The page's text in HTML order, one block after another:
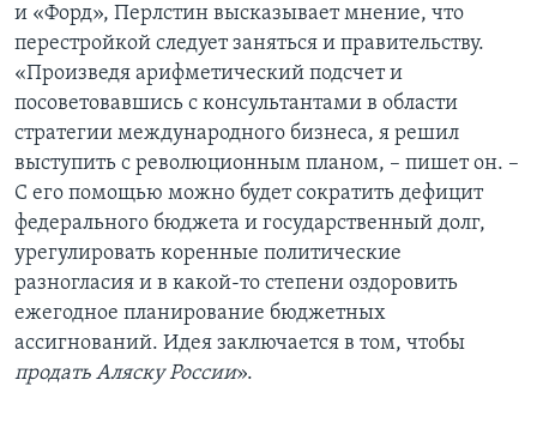
и «Форд», Перлстин высказывает мнение, что
перестройкой следует заняться и правительству.
«Произведя арифметический подсчет и
посоветовавшись с консультантами в области
стратегии международного бизнеса, я решил
выступить с революционным планом, – пишет он. –
С его помощью можно будет сократить дефицит
федерального бюджета и государственный долг,
урегулировать коренные политические
разногласия и в какой-то степени оздоровить
ежегодное планирование бюджетных
ассигнований. Идея заключается в том, чтобы
продать Аляску России».